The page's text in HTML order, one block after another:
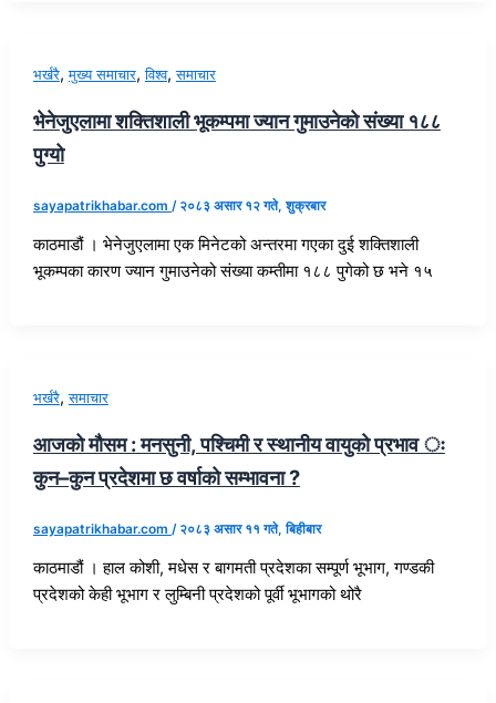
भर्खरै,मुख्य समाचार,विश्व,समाचार
भेनेजुएलामा शक्तिशाली भूकम्पमा ज्यान गुमाउनेको संख्या १८८
पुग्यो
sayapatrikhabar.com / २०८३ असार १२ गते, शुक्रबार
काठमाडौं । भेनेजुएलामा एक मिनेटको अन्तरमा गएका दुई शक्तिशाली
भूकम्पका कारण ज्यान गुमाउनेको संख्या कम्तीमा १८८ पुगेको छ भने १५
भर्खरै,समाचार
आजको मौसम : मनसुनी, पश्चिमी र स्थानीय वायुको प्रभाव ः
कुन–कुन प्रदेशमा छ वर्षाको सम्भावना ?
sayapatrikhabar.com / २०८३ असार ११ गते, बिहीबार
काठमाडौं । हाल कोशी, मधेस र बागमती प्रदेशका सम्पूर्ण भूभाग, गण्डकी
प्रदेशको केही भूभाग र लुम्बिनी प्रदेशको पूर्वी भूभागको थोरै